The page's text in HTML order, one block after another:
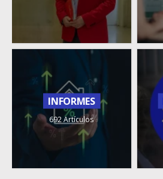
INFORMES
692 Artículos